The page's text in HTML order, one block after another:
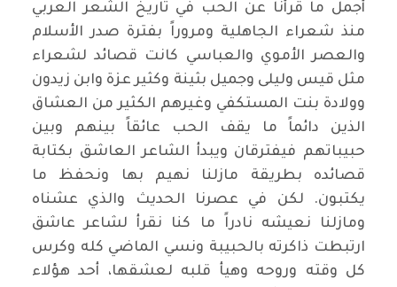
أجمل ما قرأنا عن الحب في تاريخ الشعر العربي
منذ شعراء الجاهلية ومروراً بفترة صدر الأسلام
والعصر الأموي والعباسي كانت قصائد لشعراء
مثل قيس وليلى وجميل بثينة وكثير عزة وابن زيدون
وولادة بنت المستكفي وغيرهم الكثير من العشاق
الذين دائماً ما يقف الحب عائقاً بينهم وبين
حبيباتهم فيفترقان ويبدأ الشاعر العاشق بكتابة
قصائده بطريقة مازلنا نهيم بها ونحفظ ما
يكتبون. لكن في عصرنا الحديث والذي عشناه
ومازلنا نعيشه نادراً ما كنا نقرأ لشاعر عاشق
ارتبطت ذاكرته بالحبيبة ونسي الماضي كله وكرس
كل وقته وروحه وهيأ قلبه لعشقها، أحد هؤلاء